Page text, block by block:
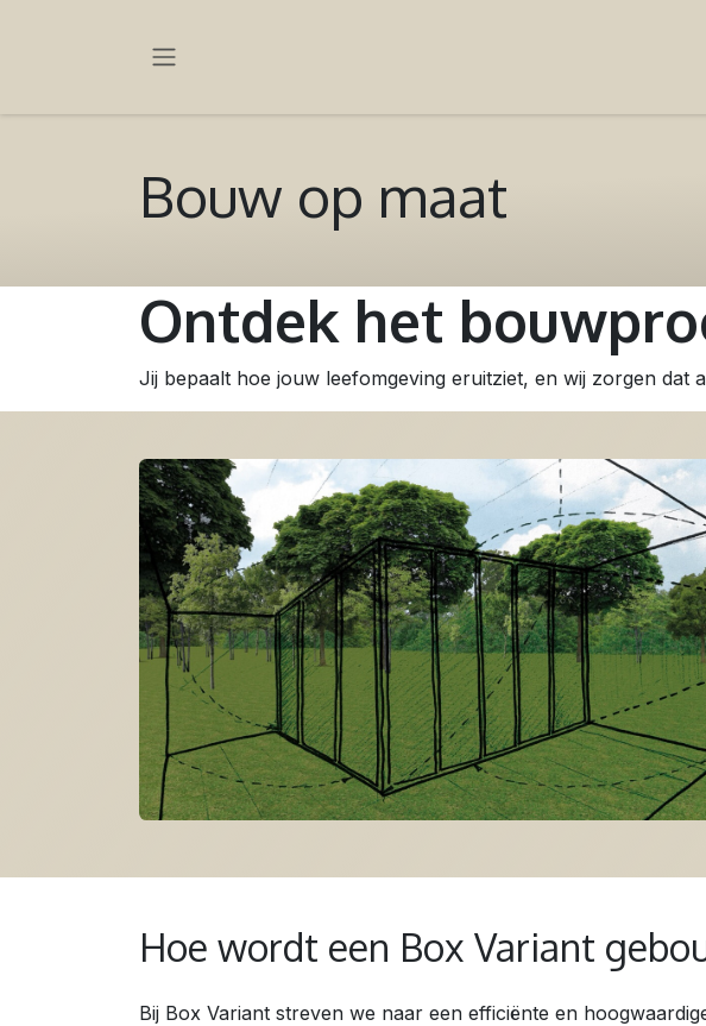
Bouw op maat
Ontdek het
Jij bepaalt hoe jouw leefomgeving eruitziet, en wij zorgen dat
Hoe wordt een Box Variant
Bij Box Variant streven we naar een efficiënte en